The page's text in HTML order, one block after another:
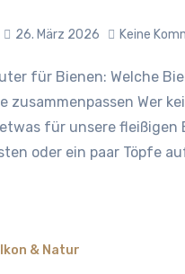
26. März 2026 Keine
zusammenpassen Wer
für unsere fleißigen
oder ein paar Töpfe
& Natur